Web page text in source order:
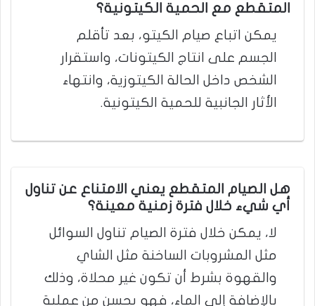
المتقطع مع الحمية الكيتونية؟
يمكن اتباع صيام الكيتو، بعد تأقلم
الجسم على انتاج الكيتونات، واستقرار
الشخص داخل الحالة الكيتوزية، وانتهاء
الأثار الجانبية للحمية الكيتونية.
هل الصيام المتقطع يعني الامتناع عن تناول
أي شيء خلال فترة زمنية معينة؟
لا، يمكن خلال فترة الصيام تناول السوائل
مثل المشروبات الساخنة مثل الشاي
والقهوة بشرط أن تكون غير محلاة، وذلك
بالإضافة إلى الماء، فهو يحسن من عملية